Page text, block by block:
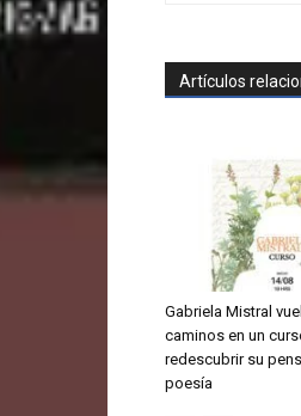
Artículos
Gabriela Mistral
caminos en un
redescubrir su
poesía